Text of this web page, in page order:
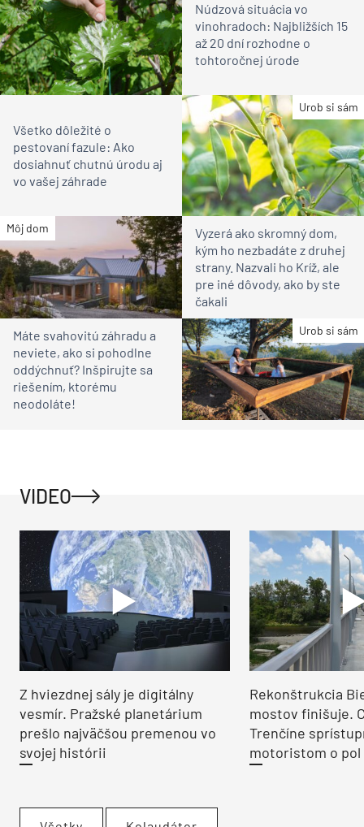
Núdzová situácia vo
vinohradoch: Najbližších 15
až 20 dní rozhodne o
tohtoročnej úrode
Urob si sám
Všetko dôležité o
pestovaní fazule: Ako
dosiahnuť chutnú úrodu aj
vo vašej záhrade
Môj dom
Vyzerá ako skromný dom,
kým ho nezbadáte z druhej
strany. Nazvali ho Kríž, ale
pre iné dôvody, ako by ste
čakali
Urob si sám
Máte svahovitú záhradu a
neviete, ako si pohodlne
oddýchnuť? Inšpirujte sa
riešením, ktorému
neodoláte!
VIDEO
Z hviezdnej sály je digitálny
vesmír. Pražské planetárium
prešlo najväčšou premenou vo
svojej histórii
Rekonštrukcia
mostov finišuje.
Trenčíne
motoristom o pol